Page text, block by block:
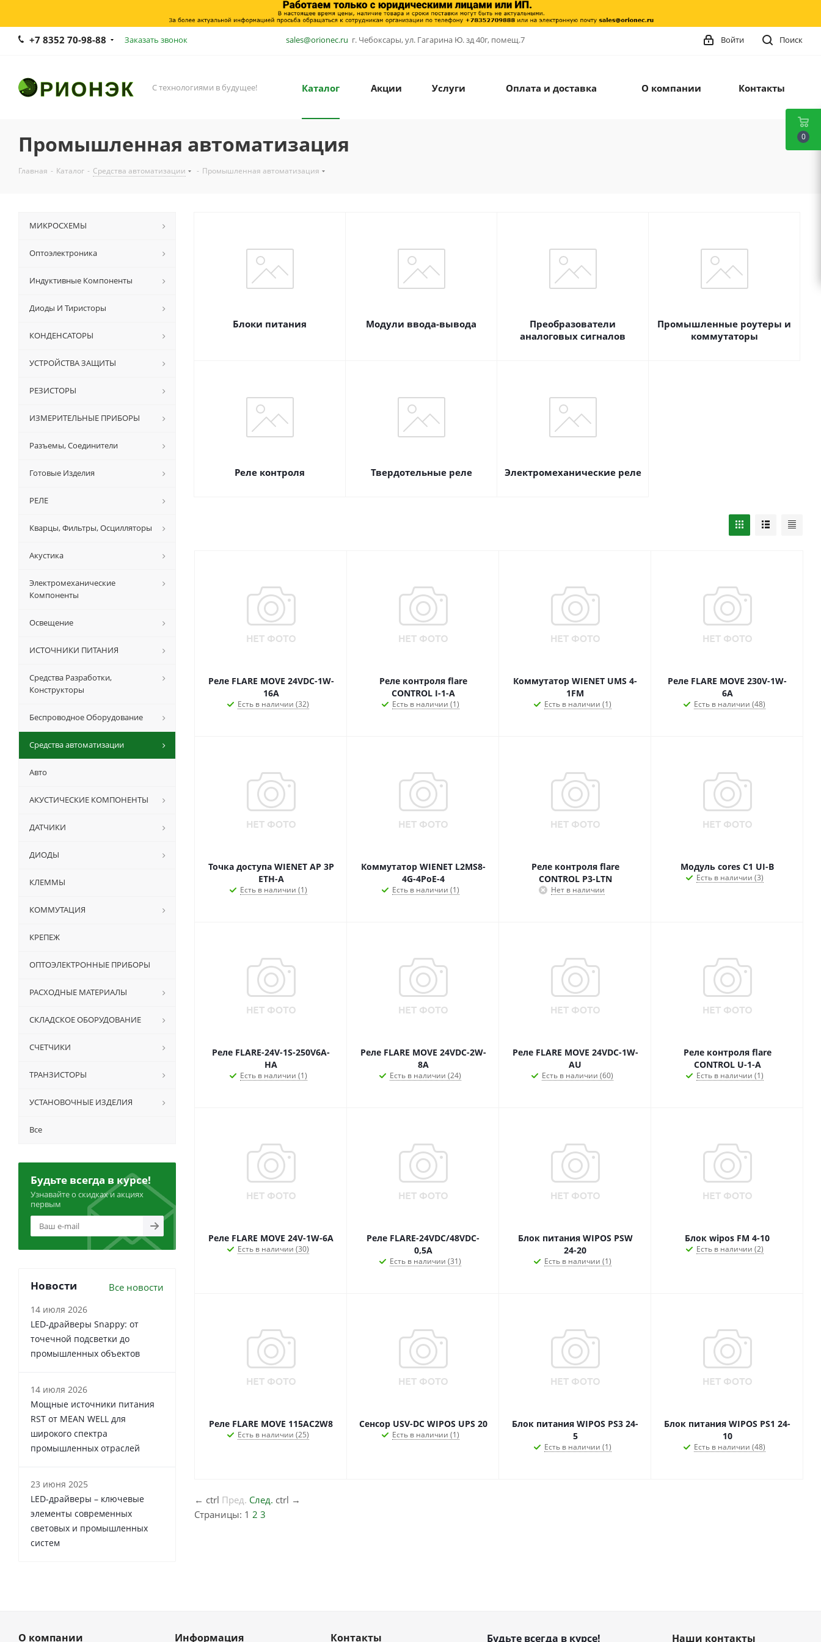
+7 8352 70-98-88 Заказать звонок sales@orionec.ru г. Чебоксары, ул. Гагарина Ю. зд 40г, помещ.7 Поиск
Войти
С технологиями в будущее! Каталог Акции Услуги Оплата и доставка О компании Контакты
Промышленная автоматизация
Главная - Каталог - Средства автоматизации - Промышленная автоматизация
Блоки питания Модули ввода-вывода
Преобразователи
аналоговых сигналов
Промышленные роутеры и
коммутаторы
Реле контроля Твердотельные реле Электромеханические реле
Реле FLARE MOVE 24VDC-1W-
16A
Есть в наличии (32)
Реле контроля flare
CONTROL I-1-A
Есть в наличии (1)
Коммутатор WIENET UMS 4-
1FM
Есть в наличии (1)
Реле FLARE MOVE 230V-1W-
6A
Есть в наличии (48)
Точка доступа WIENET AP 3P
ETH-A
Есть в наличии (1)
Коммутатор WIENET L2MS8-
4G-4PoE-4
Есть в наличии (1)
Реле контроля flare
CONTROL P3-LTN
Нет в наличии
Модуль cores C1 UI-B
Есть в наличии (3)
Реле FLARE-24V-1S-250V6A-
HA
Есть в наличии (1)
Реле FLARE MOVE 24VDC-2W-
8A
Есть в наличии (24)
Реле FLARE MOVE 24VDC-1W-
AU
Есть в наличии (60)
Реле контроля flare
CONTROL U-1-A
Есть в наличии (1)
Реле FLARE MOVE 24V-1W-6A
Есть в наличии (30)
Реле FLARE-24VDC/48VDC-
0,5A
Есть в наличии (31)
Блок питания WIPOS PSW
24-20
Есть в наличии (1)
Блок wipos FM 4-10
Есть в наличии (2)
Реле FLARE MOVE 115AC2W8
Есть в наличии (25)
Сенсор USV-DC WIPOS UPS 20
Есть в наличии (1)
Блок питания WIPOS PS3 24-
5
Есть в наличии (1)
Блок питания WIPOS PS1 24-
10
Есть в наличии (48)
← ctrl Пред. След. ctrl →
Страницы: 1 2 3
МИКРОСХЕМЫ
Оптоэлектроника
Индуктивные Компоненты
Диоды И Тиристоры
КОНДЕНСАТОРЫ
УСТРОЙСТВА ЗАЩИТЫ
РЕЗИСТОРЫ
ИЗМЕРИТЕЛЬНЫЕ ПРИБОРЫ
Разъемы, Соединители
Готовые Изделия
РЕЛЕ
Кварцы, Фильтры, Осцилляторы
Акустика
Электромеханические
Компоненты
Освещение
ИСТОЧНИКИ ПИТАНИЯ
Средства Разработки,
Конструкторы
Беспроводное Оборудование
Средства автоматизации
Авто
АКУСТИЧЕСКИЕ КОМПОНЕНТЫ
ДАТЧИКИ
ДИОДЫ
КЛЕММЫ
КОММУТАЦИЯ
КРЕПЕЖ
ОПТОЭЛЕКТРОННЫЕ ПРИБОРЫ
РАСХОДНЫЕ МАТЕРИАЛЫ
СКЛАДСКОЕ ОБОРУДОВАНИЕ
СЧЕТЧИКИ
ТРАНЗИСТОРЫ
УСТАНОВОЧНЫЕ ИЗДЕЛИЯ
Все
Будьте всегда в курсе!
Узнавайте о скидках и акциях
первым
Новости Все новости
14 июля 2026
LED-драйверы Snappy: от
точечной подсветки до
промышленных объектов
14 июля 2026
Мощные источники питания
RST от MEAN WELL для
широкого спектра
промышленных отраслей
23 июня 2025
LED-драйверы – ключевые
элементы современных
световых и промышленных
систем
О компании Информация Контакты Будьте всегда в курсе! Наши контакты
0